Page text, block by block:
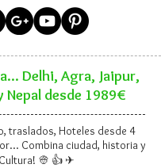
Delhi, Agra, Jaipur,
Nepal desde 1989€
traslados, Hoteles desde 4
Combina ciudad, historia y
Cultura! 👳 👍 ✈